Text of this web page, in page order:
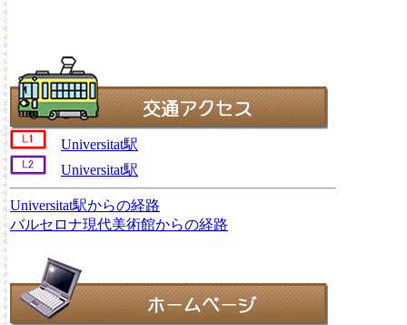
Universitat駅
Universitat駅
Universitat駅からの経路
バルセロナ現代美術館からの経路